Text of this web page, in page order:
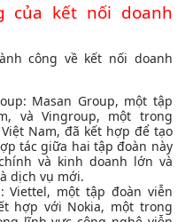
của kết nối doanh
công về kết nối doanh
Masan Group, một tập
và Vingroup, một trong
Nam, đã kết hợp để tạo
tác giữa hai tập đoàn này
và kinh doanh lớn và
dịch vụ mới.
Viettel, một tập đoàn viễn
hợp với Nokia, một trong